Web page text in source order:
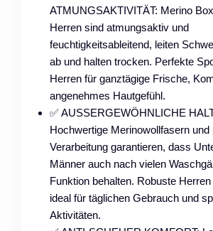
ATMUNGSAKTIVITÄT: Merino
Herren sind atmungsaktiv und
feuchtigkeitsableitend, leiten
ab und halten trocken. Perfekte
Herren für ganztägige Frische,
angenehmes Hautgefühl.
✅ AUSSERGEWÖHNLICHE
Hochwertige Merinowollfasern und
Verarbeitung garantieren, dass
Männer auch nach vielen
Funktion behalten. Robuste
ideal für täglichen Gebrauch und
Aktivitäten.